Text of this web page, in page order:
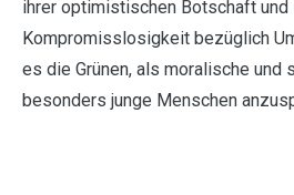
ihrer optimistischen Botschaft und
Kompromisslosigkeit bezüglich
es die Grünen, als moralische und
besonders junge Menschen